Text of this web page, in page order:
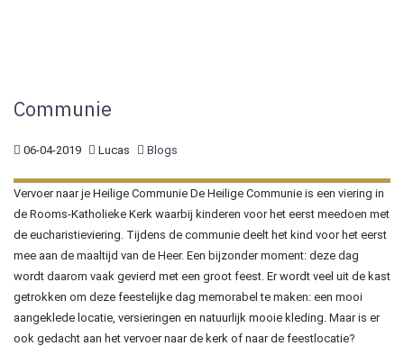
Communie
06-04-2019 Lucas Blogs
Vervoer naar je Heilige Communie De Heilige Communie is een viering in
de Rooms-Katholieke Kerk waarbij kinderen voor het eerst meedoen met
de eucharistieviering. Tijdens de communie deelt het kind voor het eerst
mee aan de maaltijd van de Heer. Een bijzonder moment: deze dag
wordt daarom vaak gevierd met een groot feest. Er wordt veel uit de kast
getrokken om deze feestelijke dag memorabel te maken: een mooi
aangeklede locatie, versieringen en natuurlijk mooie kleding. Maar is er
ook gedacht aan het vervoer naar de kerk of naar de feestlocatie?